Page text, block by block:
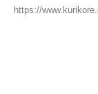
https://